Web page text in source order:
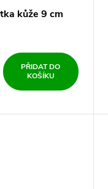
kůže 9 cm
PŘIDAT DO
KOŠÍKU